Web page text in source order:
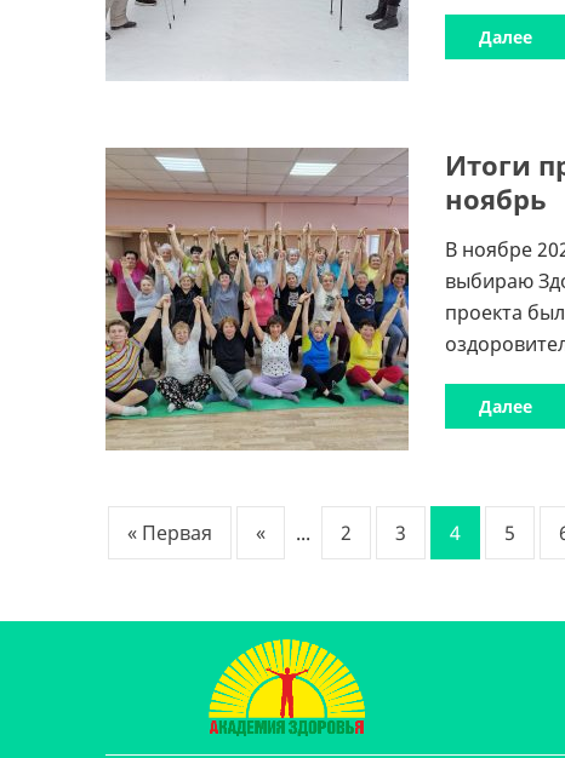
Далее
Итоги
ноябрь
В ноябре
выбираю
проекта
Далее
« Первая « ... 2 3 4 5